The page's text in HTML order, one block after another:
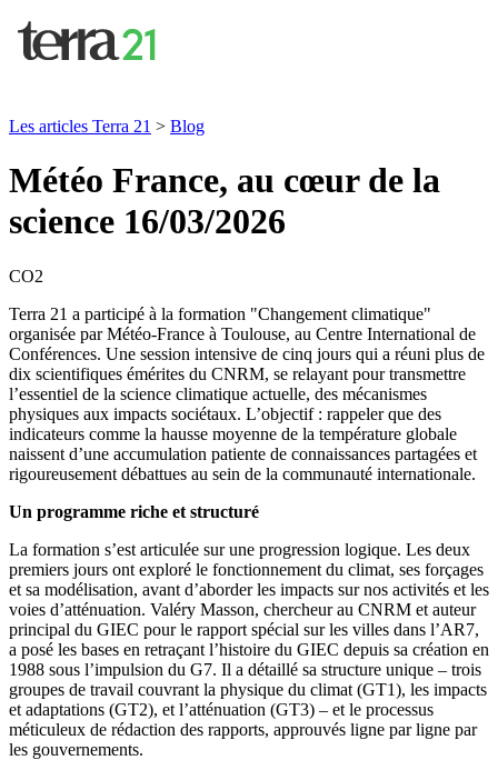
Les articles Terra 21 > Blog
Météo France, au cœur de la
science 16/03/2026
CO2
Terra 21 a participé à la formation "Changement climatique"
organisée par Météo-France à Toulouse, au Centre International de
Conférences. Une session intensive de cinq jours qui a réuni plus de
dix scientifiques émérites du CNRM, se relayant pour transmettre
l’essentiel de la science climatique actuelle, des mécanismes
physiques aux impacts sociétaux. L’objectif : rappeler que des
indicateurs comme la hausse moyenne de la température globale
naissent d’une accumulation patiente de connaissances partagées et
rigoureusement débattues au sein de la communauté internationale.
Un programme riche et structuré
La formation s’est articulée sur une progression logique. Les deux
premiers jours ont exploré le fonctionnement du climat, ses forçages
et sa modélisation, avant d’aborder les impacts sur nos activités et les
voies d’atténuation. Valéry Masson, chercheur au CNRM et auteur
principal du GIEC pour le rapport spécial sur les villes dans l’AR7,
a posé les bases en retraçant l’histoire du GIEC depuis sa création en
1988 sous l’impulsion du G7. Il a détaillé sa structure unique – trois
groupes de travail couvrant la physique du climat (GT1), les impacts
et adaptations (GT2), et l’atténuation (GT3) – et le processus
méticuleux de rédaction des rapports, approuvés ligne par ligne par
les gouvernements.